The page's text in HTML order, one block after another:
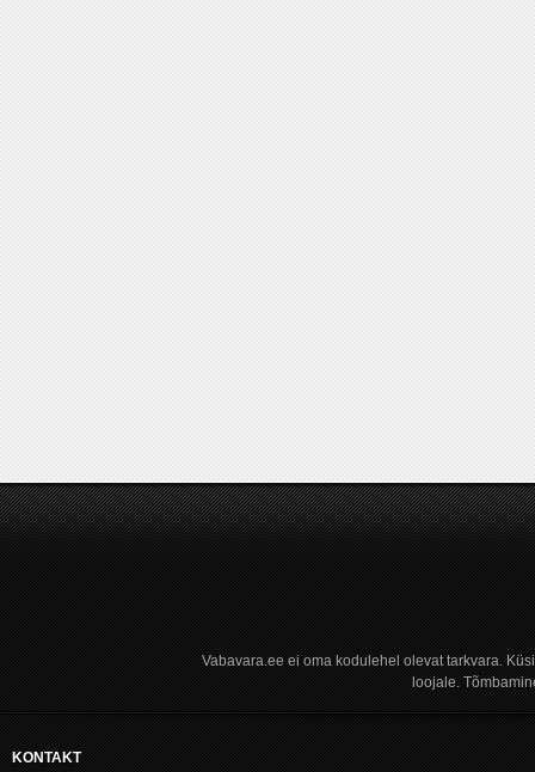
Vabavara.ee ei oma kodulehel olevat tarkvara.
loojale.
KONTAKT